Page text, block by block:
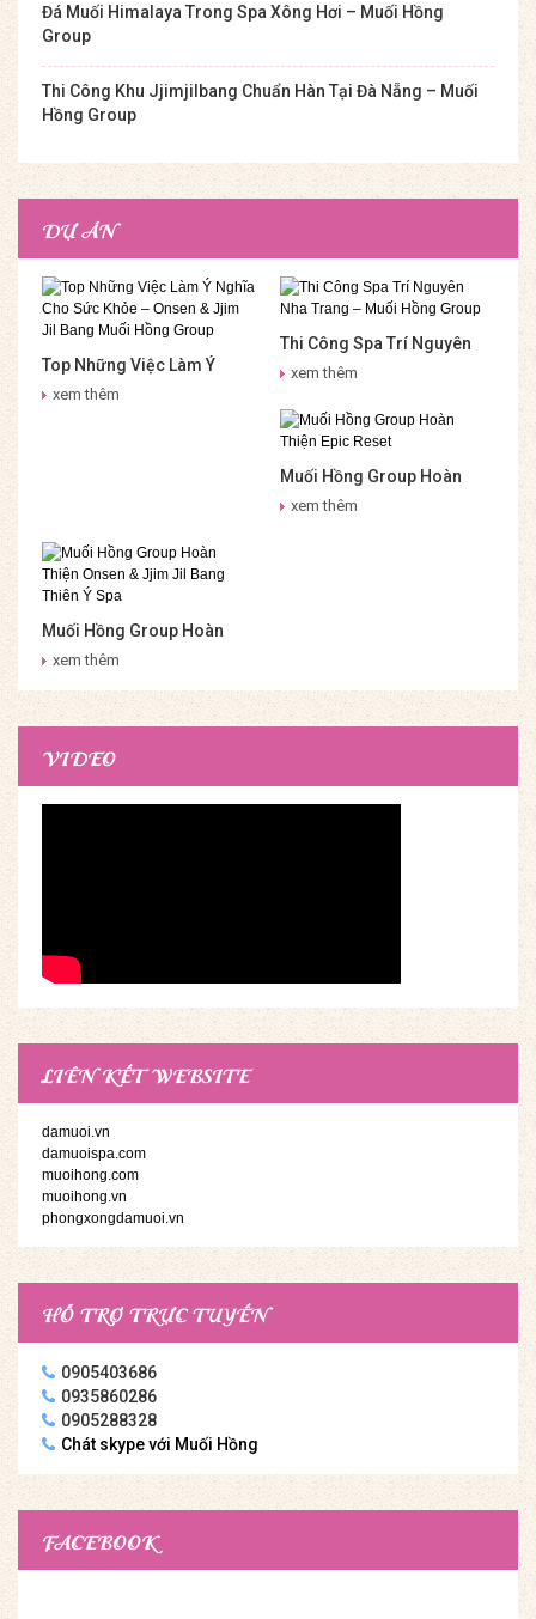
Đá Muối Himalaya Trong Spa Xông Hơi – Muối Hồng
Group
Thi Công Khu Jjimjilbang Chuẩn Hàn Tại Đà Nẵng – Muối
Hồng Group
DỰ ÁN
Top Những Việc Làm Ý
Nghĩa Cho Sức Khỏe –
xem thêm
Thi Công Spa Trí Nguyên
Nha Trang – Muối Hồng
xem thêm
Muối Hồng Group Hoàn
Thiện Epic Reset
xem thêm
Muối Hồng Group Hoàn
Thiện Onsen & Jjim Jil
xem thêm
VIDEO
LIÊN KẾT WEBSITE
damuoi.vn
damuoispa.com
muoihong.com
muoihong.vn
phongxongdamuoi.vn
HỖ TRỢ TRỰC TUYẾN
0905403686
0935860286
0905288328
Chát skype với Muối Hồng
FACEBOOK